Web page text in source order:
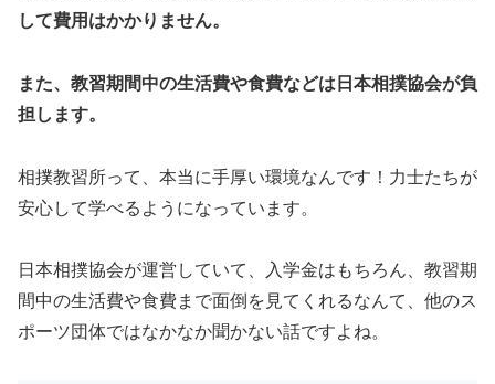
して費用はかかりません。
また、教習期間中の生活費や食費などは日本相撲協会が負
担します。
相撲教習所って、本当に手厚い環境なんです！力士たちが
安心して学べるようになっています。
日本相撲協会が運営していて、入学金はもちろん、教習期
間中の生活費や食費まで面倒を見てくれるなんて、他のス
ポーツ団体ではなかなか聞かない話ですよね。